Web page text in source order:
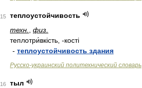
15
теплоустойчивость
техн.
физ.
теплотри́вкість, -кості
- теплоустойчивость здания
Русско-украинский политехнический словарь
16
тыл